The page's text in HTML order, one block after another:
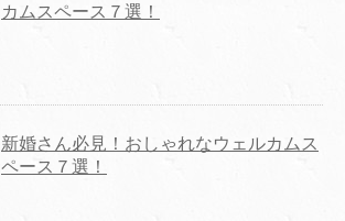
カムスペース７選！
新婚さん必見！おしゃれなウェルカムス
ペース７選！